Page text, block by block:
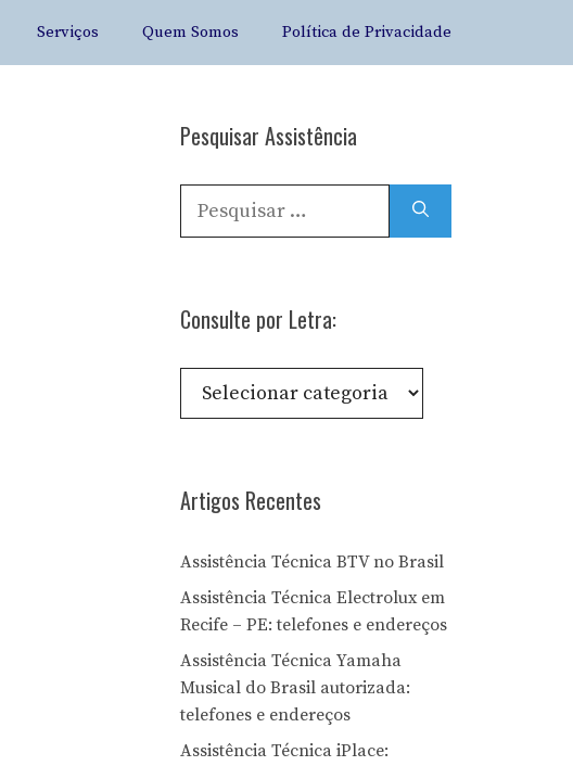
Serviços Quem Somos Política de Privacidade
Pesquisar Assistência
Pesquisar
por:
Consulte por Letra:
Consulte
Artigos Recentes
Assistência Técnica BTV no Brasil
Assistência Técnica Electrolux em
Recife – PE: telefones e endereços
Assistência Técnica Yamaha
Musical do Brasil autorizada:
telefones e endereços
Assistência Técnica iPlace: